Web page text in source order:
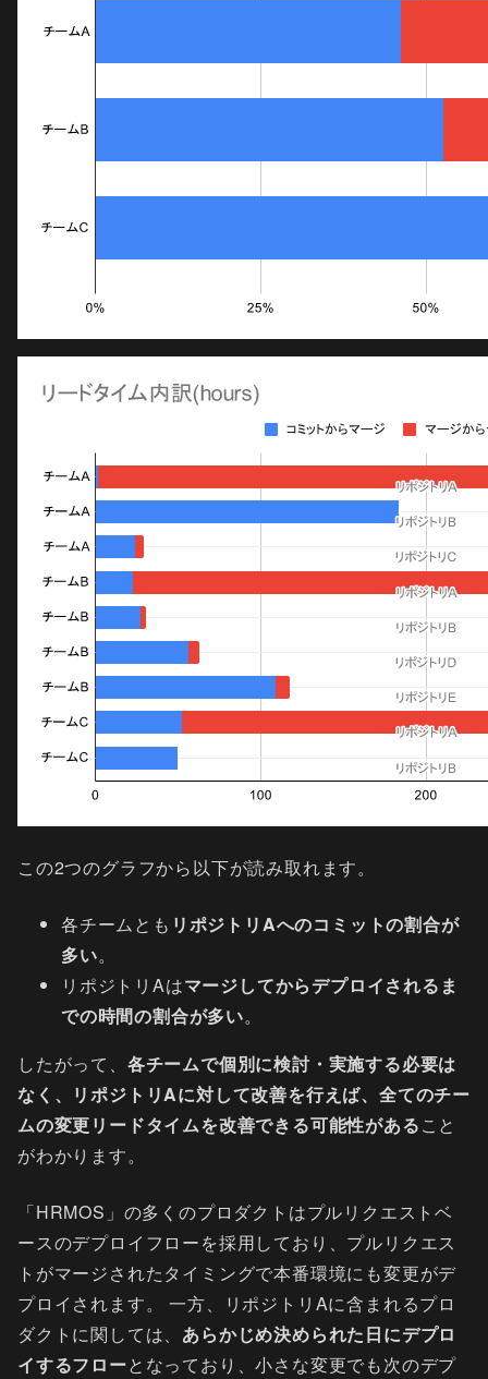
この2つのグラフから以下が読み取れます。
各チームとも リポジトリAへのコミットの割合が
多い。
リポジトリAはマージしてからデプロイされるま
での時間の割合が多い。
したがって、 各チームで個別に検討・実施する必要は
なく、リポジトリAに対して改善を行えば、全てのチー
ムの変更リードタイムを改善できる可能性があること
がわかります。
「HRMOS」の多くのプロダクトはプルリクエストベ
ースのデプロイフローを採用しており、プルリクエス
トがマージされたタイミングで本番環境にも変更がデ
プロイされます。 一方、リポジトリAに含まれるプロ
ダクトに関しては、 あらかじめ決められた日にデプロ
イするフローとなっており、小さな変更でも次のデプ